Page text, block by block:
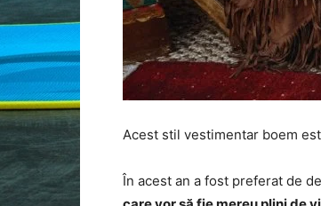
Acest stil vestimentar boem
În acest an a fost preferat de